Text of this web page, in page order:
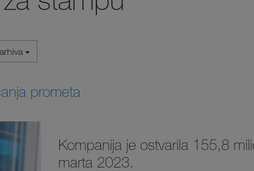
arhiva
prometa
Kompanija je ostvarila 155,8
marta 2023.